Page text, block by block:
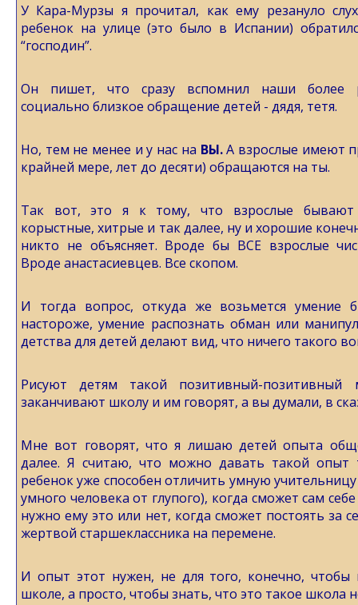
У Кара-Мурзы я прочитал, как ему резануло
ребенок на улице (это было в Испании)
“господин”.
Он пишет, что сразу вспомнил наши более
социально близкое обращение детей - дядя, тетя.
Но, тем не менее и у нас на ВЫ.А взрослые имеют
крайней мере, лет до десяти) обращаются на ты.
Так вот, это я к тому, что взрослые бывают
корыстные, хитрые и так далее, ну и хорошие
никто не объясняет. Вроде бы ВСЕ взрослые
Вроде анастасиевцев. Все скопом.
И тогда вопрос, откуда же возьмется умение
настороже, умение распознать обман или
детства для детей делают вид, что ничего такого
Рисуют детям такой позитивный-
заканчивают школу и им говорят, а вы думали, в
Мне вот говорят, что я лишаю детей опыта
далее. Я считаю, что можно давать такой опыт
ребенок уже способен отличить умную
умного человека от глупого), когда сможет сам
нужно ему это или нет, когда сможет постоять за
жертвой старшеклассника на перемене.
И опыт этот нужен, не для того, конечно, чтобы
школе, а просто, чтобы знать, что это такое школа